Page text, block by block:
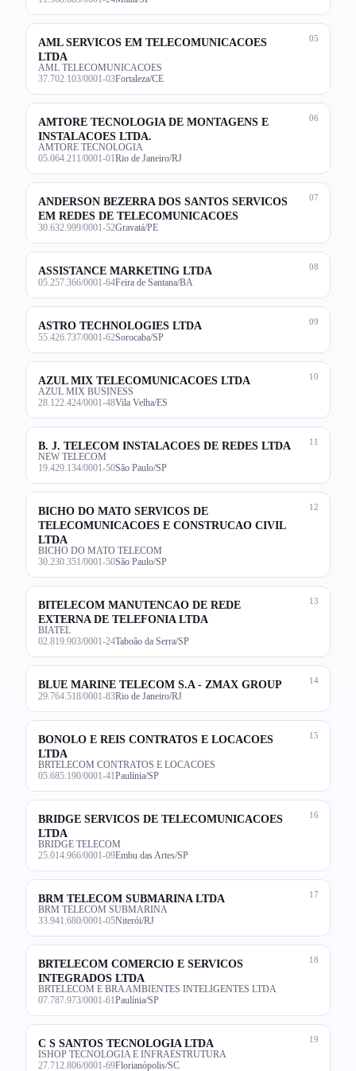
05
AML SERVICOS EM TELECOMUNICACOES
LTDA
AML TELECOMUNICACOES
37.702.103/0001-03Fortaleza/CE
06
AMTORE TECNOLOGIA DE MONTAGENS E
INSTALACOES LTDA.
AMTORE TECNOLOGIA
05.064.211/0001-01 Rio de Janeiro/RJ
07
ANDERSON BEZERRA DOS SANTOS SERVICOS
EM REDES DE TELECOMUNICACOES
30.632.999/0001-52Gravatá/PE
08
ASSISTANCE MARKETING LTDA
05.257.366/0001-64Feira de Santana/BA
09
ASTRO TECHNOLOGIES LTDA
55.426.737/0001-62Sorocaba/SP
10
AZUL MIX TELECOMUNICACOES LTDA
AZUL MIX BUSINESS
28.122.424/0001-48Vila Velha/ES
11
B. J. TELECOM INSTALACOES DE REDES LTDA
NEW TELECOM
19.429.134/0001-50São Paulo/SP
12
BICHO DO MATO SERVICOS DE
TELECOMUNICACOES E CONSTRUCAO CIVIL
LTDA
BICHO DO MATO TELECOM
30.230.351/0001-50São Paulo/SP
13
BITELECOM MANUTENCAO DE REDE
EXTERNA DE TELEFONIA LTDA
BIATEL
02.819.903/0001-24Taboão da Serra/SP
14
BLUE MARINE TELECOM S.A - ZMAX GROUP
29.764.518/0001-83Rio de Janeiro/RJ
15
BONOLO E REIS CONTRATOS E LOCACOES
LTDA
BRTELECOM CONTRATOS E LOCACOES
05.685.190/0001-41 Paulínia/SP
16
BRIDGE SERVICOS DE TELECOMUNICACOES
LTDA
BRIDGE TELECOM
25.014.966/0001-09Embu das Artes/SP
17
BRM TELECOM SUBMARINA LTDA
BRM TELECOM SUBMARINA
33.941.680/0001-05Niterói/RJ
18
BRTELECOM COMERCIO E SERVICOS
INTEGRADOS LTDA
BRTELECOM E BRA AMBIENTES INTELIGENTES LTDA
07.787.973/0001-61 Paulínia/SP
19
C S SANTOS TECNOLOGIA LTDA
ISHOP TECNOLOGIA E INFRAESTRUTURA
27.712.806/0001-69Florianópolis/SC